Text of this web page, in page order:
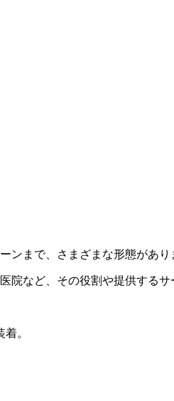
ンまで、さまざまな形態があり
など、その役割や提供するサ
。